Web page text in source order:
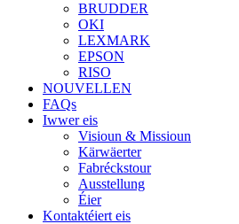
BRUDDER
OKI
LEXMARK
EPSON
RISO
NOUVELLEN
FAQs
Iwwer eis
Visioun & Missioun
Kärwäerter
Fabréckstour
Ausstellung
Éier
Kontaktéiert eis